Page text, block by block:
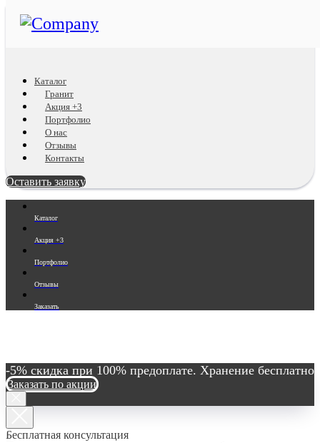
Каталог
Гранит
Акция +3
Портфолио
О нас
Отзывы
Контакты
Оставить заявку
Каталог
Акция +3
Портфолио
Отзывы
Заказать
-5% скидка при 100% предоплате. Хранение бесплатно
Заказать по акции
Бесплатная консультация